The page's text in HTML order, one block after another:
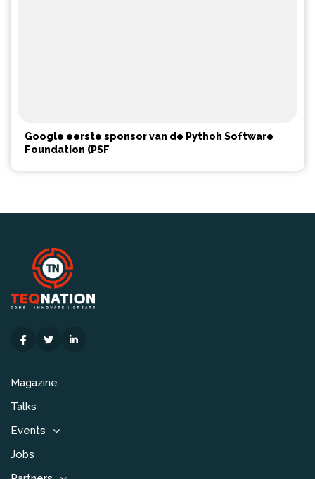
Google eerste sponsor van de Pythoh Software
Foundation (PSF
Magazine
Talks
Events
Jobs